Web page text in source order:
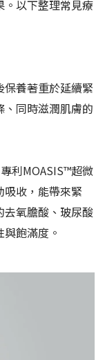
。以下整理常見療
養著重於延續緊
同時滋潤肌膚的
利MOASIS™超微
收，能帶來緊
去氧膽酸、玻尿酸
飽滿度。